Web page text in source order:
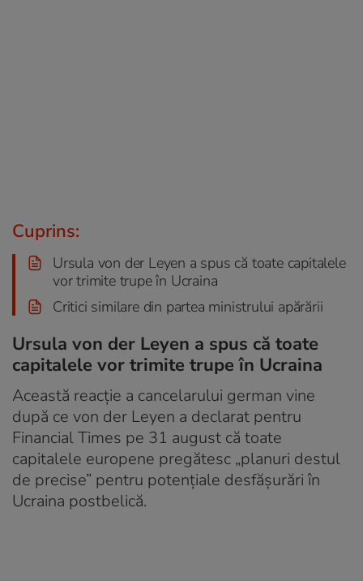
Cuprins:
Ursula von der Leyen a spus că toate capitalele
vor trimite trupe în Ucraina
Critici similare din partea ministrului apărării
Ursula von der Leyen a spus că toate
capitalele vor trimite trupe în Ucraina
Această reacție a cancelarului german vine
după ce von der Leyen a declarat pentru
Financial Times pe 31 august că toate
capitalele europene pregătesc „planuri destul
de precise” pentru potențiale desfășurări în
Ucraina postbelică.